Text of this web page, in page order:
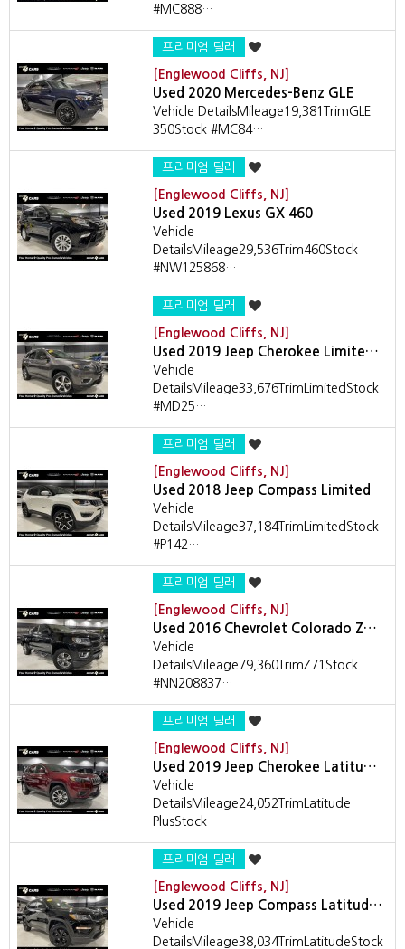
#MC888…
프리미엄 딜러
[Englewood Cliffs, NJ]
Used 2020 Mercedes-Benz GLE
Vehicle DetailsMileage19,381TrimGLE
350Stock #MC84…
프리미엄 딜러
[Englewood Cliffs, NJ]
Used 2019 Lexus GX 460
Vehicle
DetailsMileage29,536Trim460Stock
#NW125868…
프리미엄 딜러
[Englewood Cliffs, NJ]
Used 2019 Jeep Cherokee Limite…
Vehicle
DetailsMileage33,676TrimLimitedStock
#MD25…
프리미엄 딜러
[Englewood Cliffs, NJ]
Used 2018 Jeep Compass Limited
Vehicle
DetailsMileage37,184TrimLimitedStock
#P142…
프리미엄 딜러
[Englewood Cliffs, NJ]
Used 2016 Chevrolet Colorado Z…
Vehicle
DetailsMileage79,360TrimZ71Stock
#NN208837…
프리미엄 딜러
[Englewood Cliffs, NJ]
Used 2019 Jeep Cherokee Latitu…
Vehicle
DetailsMileage24,052TrimLatitude
PlusStock…
프리미엄 딜러
[Englewood Cliffs, NJ]
Used 2019 Jeep Compass Latitud…
Vehicle
DetailsMileage38,034TrimLatitudeStock